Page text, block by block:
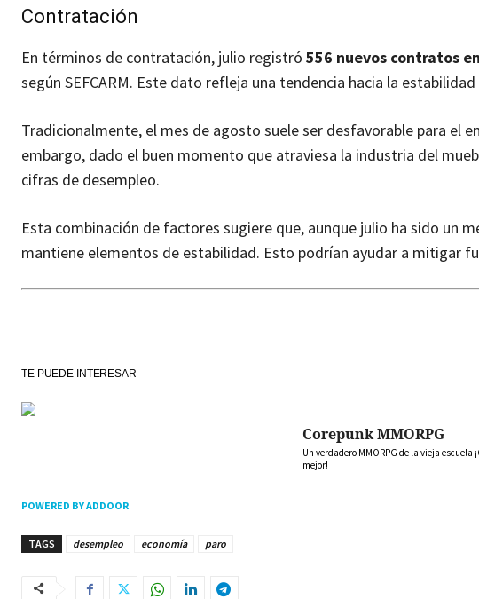
Contratación
En términos de contratación, julio registró 556 nuevos contratos
según SEFCARM. Este dato refleja una tendencia hacia la
Tradicionalmente, el mes de agosto suele ser desfavorable para el
embargo, dado el buen momento que atraviesa la industria del
cifras de desempleo.
Esta combinación de factores sugiere que, aunque julio ha sido un
mantiene elementos de estabilidad. Esto podrían ayudar a mitigar
TE PUEDE INTERESAR
Corepunk MMORPG
Un verdadero MMORPG de la vieja escuela
mejor!
POWERED BY ADDOOR
TAGS desempleo economía paro